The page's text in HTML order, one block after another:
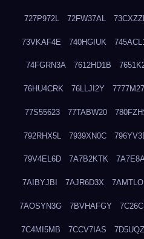
727P972L 72FW37AL
73VKAF4E 740HGIUK
74FGRN3A 7612HD1B
76HU4CRK 76LLJI2Y
77S55623 77TABW20
792RHX5L 7939XN0C
79V4EL6D 7A7B2KTK
7AIBYJBI 7AJR6D3X
7AOSYN3G 7BVHAFGY
7C4MI5MB 7CCV7IAS